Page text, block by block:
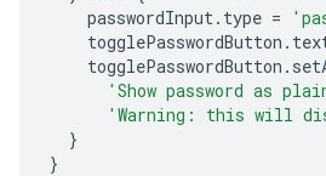
passwordInput . type =
togglePasswordButton .
togglePasswordButton .
'Show password as
'Warning: this will
}
}